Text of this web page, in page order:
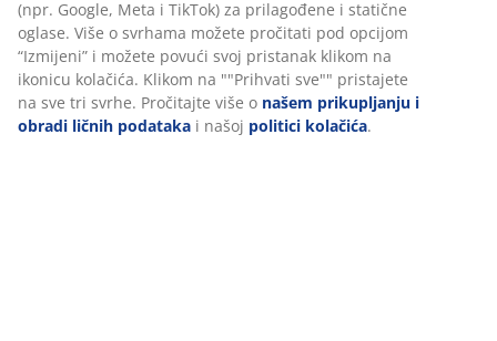
(npr. Google, Meta i TikTok) za prilagođene i statične
oglase. Više o svrhama možete pročitati pod opcijom
“Izmijeni” i možete povući svoj pristanak klikom na
ikonicu kolačića. Klikom na ""Prihvati sve"" pristajete
na sve tri svrhe. Pročitajte više o našem prikupljanju i
obradi ličnih podataka i našoj politici kolačića.